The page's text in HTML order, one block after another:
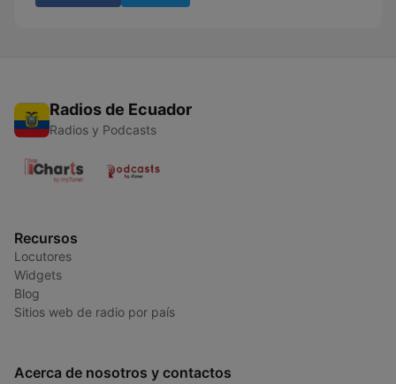
Radios de Ecuador
Radios y Podcasts
Recursos
Locutores
Widgets
Blog
Sitios web de radio por país
Acerca de nosotros y contactos